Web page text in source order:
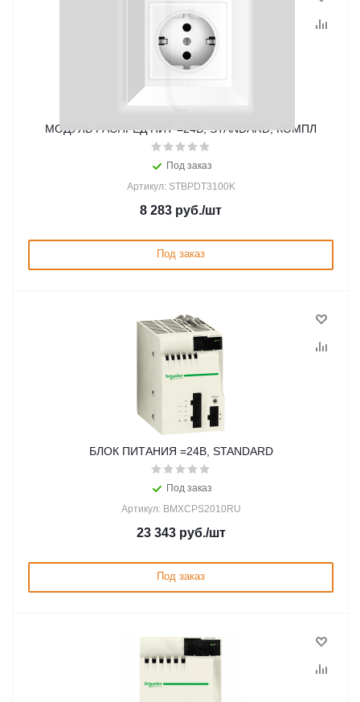
МОДУЛЬ РАСПРЕД ПИТ =24В, STANDARD, КОМПЛ
Под заказ
Артикул: STBPDT3100K
8 283 руб./шт
Под заказ
БЛОК ПИТАНИЯ =24В, STANDARD
Под заказ
Артикул: BMXCPS2010RU
23 343руб./шт
Под заказ